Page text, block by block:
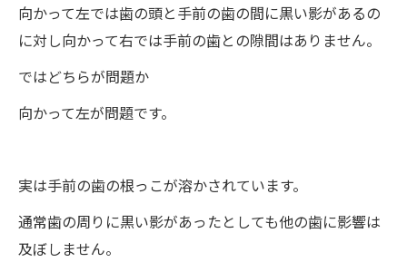
向かって左では歯の頭と手前の歯の間に黒い影があるの
に対し向かって右では手前の歯との隙間はありません。
ではどちらが問題か
向かって左が問題です。
実は手前の歯の根っこが溶かされています。
通常歯の周りに黒い影があったとしても他の歯に影響は
及ぼしません。